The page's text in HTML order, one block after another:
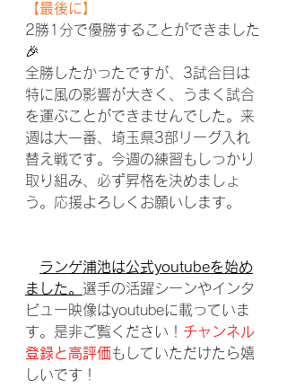
【最後に】
2勝1分で優勝することができました
🎉
全勝したかったですが、3試合目は
特に風の影響が大きく、うまく試合
を運ぶことができませんでした。来
週は大一番、埼玉県3部リーグ入れ
替え戦です。今週の練習もしっかり
取り組み、必ず昇格を決めましょ
う。応援よろしくお願いします。
ランゲ浦池は公式youtubeを始め
ました。 選手の活躍シーンやインタ
ビュー映像はyoutubeに載っていま
す。是非ご覧ください！ チャンネル
登録と高評価もしていただけたら嬉
しいです！